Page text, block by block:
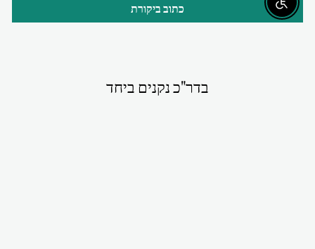
כתוב ביקורת
בדר"כ נקנים ביחד
Enable accessibility